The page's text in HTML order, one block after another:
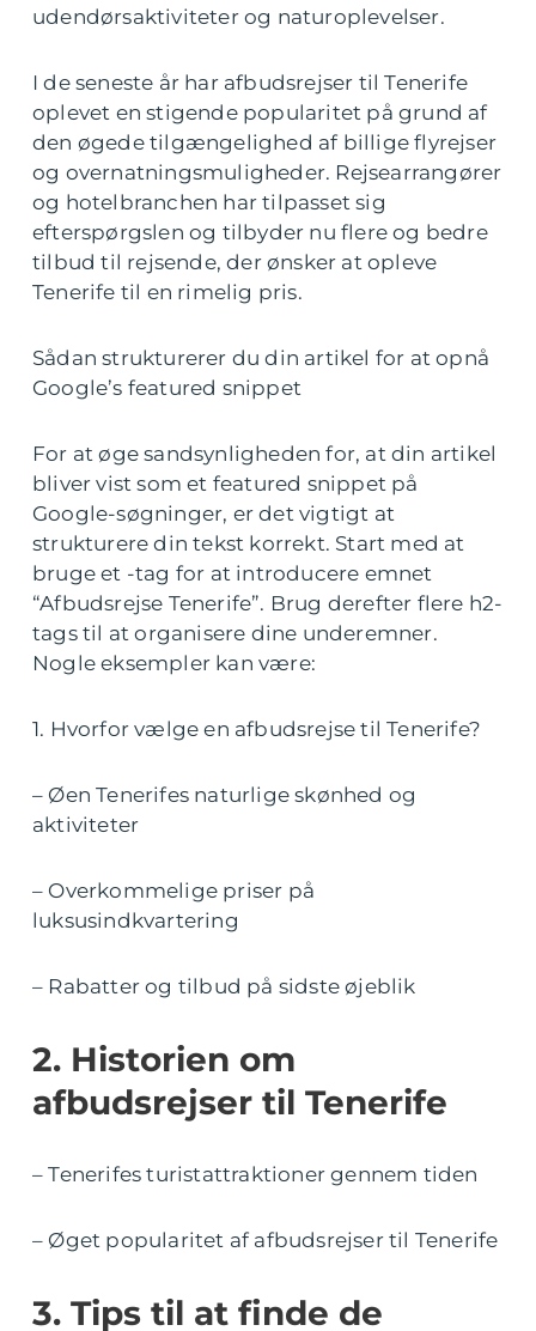
udendørsaktiviteter og naturoplevelser.
I de seneste år har afbudsrejser til Tenerife
oplevet en stigende popularitet på grund af
den øgede tilgængelighed af billige flyrejser
og overnatningsmuligheder. Rejsearrangører
og hotelbranchen har tilpasset sig
efterspørgslen og tilbyder nu flere og bedre
tilbud til rejsende, der ønsker at opleve
Tenerife til en rimelig pris.
Sådan strukturerer du din artikel for at opnå
Google’s featured snippet
For at øge sandsynligheden for, at din artikel
bliver vist som et featured snippet på
Google-søgninger, er det vigtigt at
strukturere din tekst korrekt. Start med at
bruge et -tag for at introducere emnet
“Afbudsrejse Tenerife”. Brug derefter flere h2-
tags til at organisere dine underemner.
Nogle eksempler kan være:
1. Hvorfor vælge en afbudsrejse til Tenerife?
– Øen Tenerifes naturlige skønhed og
aktiviteter
– Overkommelige priser på
luksusindkvartering
– Rabatter og tilbud på sidste øjeblik
2. Historien om
afbudsrejser til Tenerife
– Tenerifes turistattraktioner gennem tiden
– Øget popularitet af afbudsrejser til Tenerife
3. Tips til at finde de